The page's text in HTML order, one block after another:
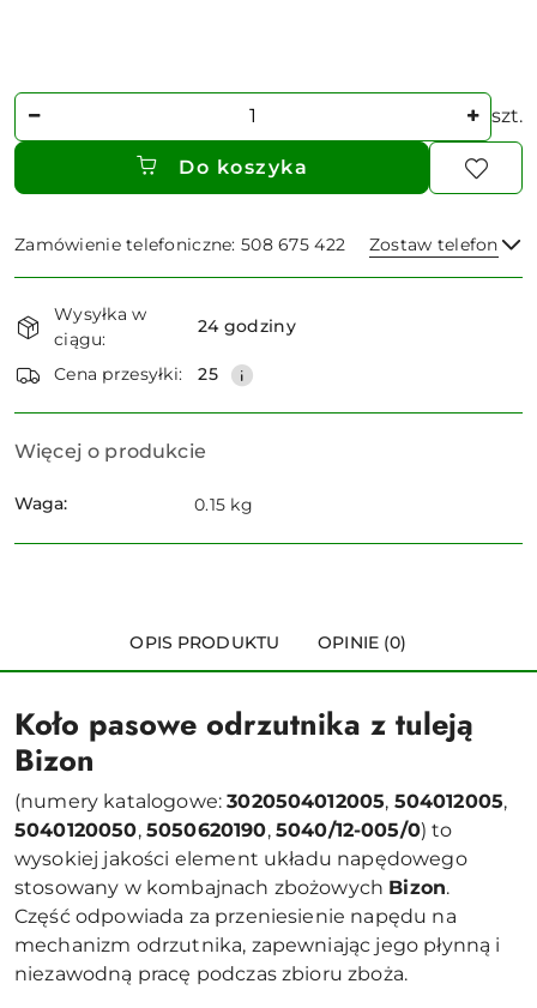
Ilość szt.
Do koszyka
Zamówienie telefoniczne: 508 675 422 Zostaw telefon
i
dostawa
Wysyłka w
ciągu:
24 godziny
Cena przesyłki: 25
Więcej o produkcie
Waga: 0.15 kg
OPIS PRODUKTU OPINIE (0)
Koło pasowe odrzutnika z tuleją
Bizon
(numery katalogowe:3020504012005, 504012005,
5040120050, 5050620190, 5040/12-005/0) to
wysokiej jakości element układu napędowego
stosowany w kombajnach zbożowych Bizon.
Część odpowiada za przeniesienie napędu na
mechanizm odrzutnika, zapewniając jego płynną i
niezawodną pracę podczas zbioru zboża.